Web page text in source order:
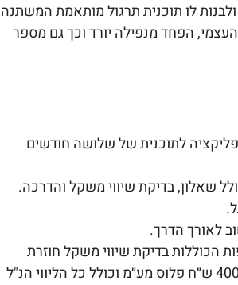
לו תוכנית תרגול מותאמת המשתנה
הפחד מנפילה יורד וכך גם מספר
לתוכנית של שלושה חודשים
שאלון, בדיקת שיווי משקל והדרכה.
לאורך הדרך.
הכוללות בדיקת שיווי משקל חוזרת